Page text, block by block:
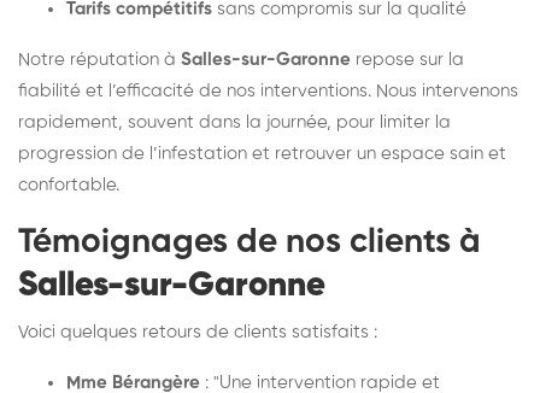
Tarifs compétitifs sans compromis sur la qualité
Notre réputation à Salles-sur-Garonne repose sur la
fiabilité et l’efficacité de nos interventions. Nous intervenons
rapidement, souvent dans la journée, pour limiter la
progression de l’infestation et retrouver un espace sain et
confortable.
Témoignages de nos clients à
Salles-sur-Garonne
Voici quelques retours de clients satisfaits :
Mme Bérangère : "Une intervention rapide et